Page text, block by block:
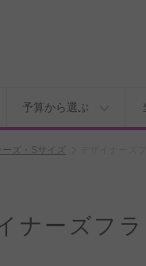
予算から選ぶ
ーズ・Sサイズ
ナーズフ